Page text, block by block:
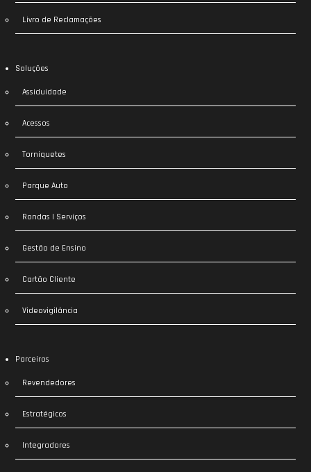
Livro de Reclamações
Soluções
Assiduidade
Acessos
Torniquetes
Parque Auto
Rondas | Serviços
Gestão de Ensino
Cartão Cliente
Videovigilância
Parceiros
Revendedores
Estratégicos
Integradores